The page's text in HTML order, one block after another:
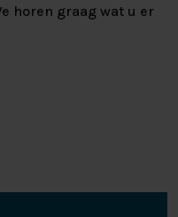
horen graag wat u er